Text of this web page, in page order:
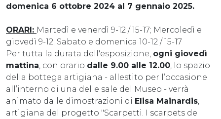
domenica 6 ottobre 2024 al 7 gennaio 2025.
ORARI: Martedì e venerdì 9-12 / 15-17; Mercoledì e
giovedì 9-12; Sabato e domenica 10-12 / 15-17
Per tutta la durata dell'esposizione, ogni giovedì
mattina , con orario dalle 9.00 alle 12.00 , lo spazio
della bottega artigiana - allestito per l’occasione
all’interno di una delle sale del Museo - verrà
animato dalle dimostrazioni di Elisa Mainardis
artigiana del progetto "Scarpetti. I scarpets de